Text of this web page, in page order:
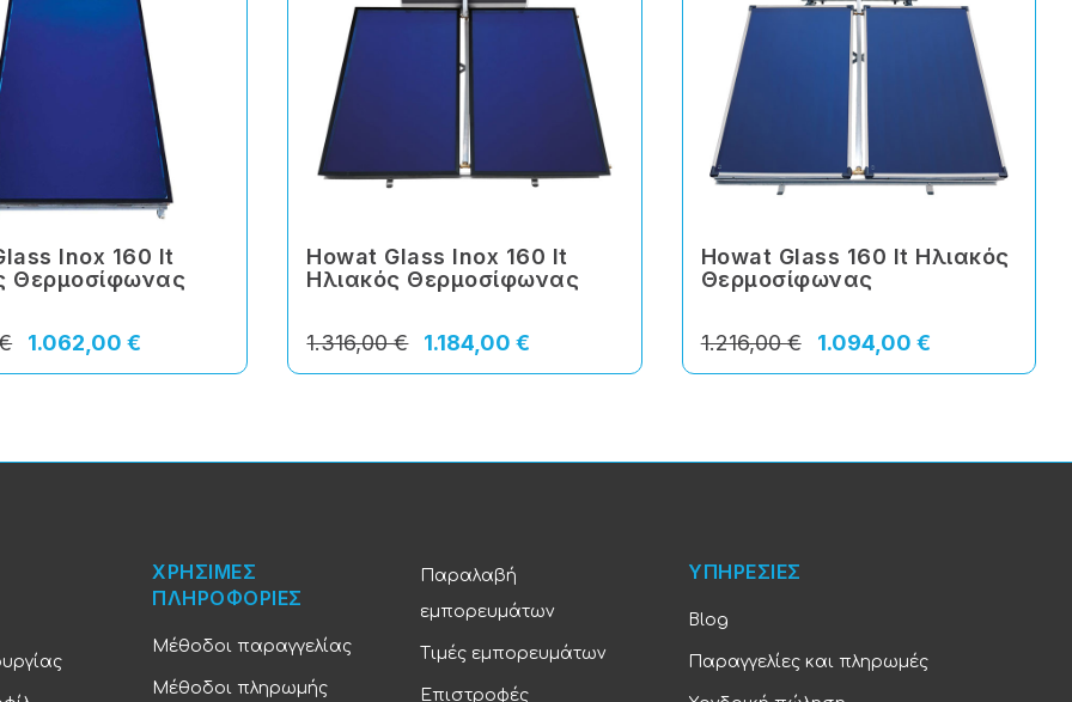
Inox 160 lt
Θερμοσίφωνας
1.062,00 €
Howat Glass Inox 160 lt
Ηλιακός Θερμοσίφωνας
1.184,00 €
1.316,00 €
Howat Glass 160 lt Ηλιακός
Θερμοσίφωνας
1.094,00 €
1.216,00 €
ΧΡΗΣΙΜΕΣ
ΠΛΗΡΟΦΟΡΙΕΣ
Μέθοδοι παραγγελίας
Μέθοδοι πληρωμής
Παραλαβή
εμπορευμάτων
Τιμές εμπορευμάτων
Επιστροφές
ΥΠΗΡΕΣΙΕΣ
Blog
Παραγγελίες και πληρωμές